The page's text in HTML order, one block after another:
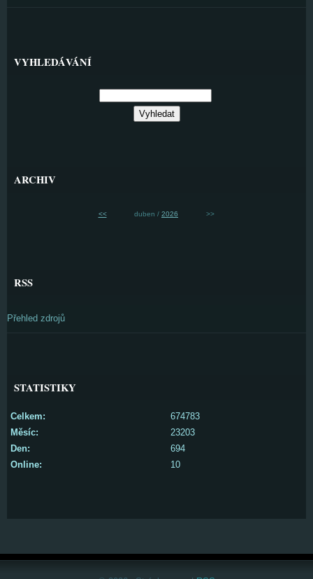
VYHLEDÁVÁNÍ
ARCHIV
<< duben / 2026 >>
RSS
Přehled zdrojů
STATISTIKY
Online: 10
Celkem:
674783
Měsíc:
23203
Den:
694